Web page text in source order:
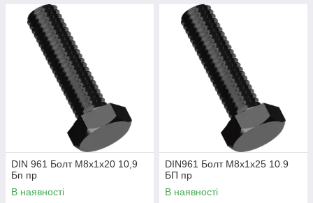
DIN 961 Болт М8х1x20 10,9
Бп пр
В наявності
DIN961 Болт М8х1х25 10.9
БП пр
В наявності